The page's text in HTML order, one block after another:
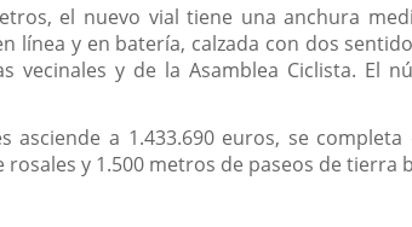
el nuevo vial tiene una anchura
línea y en batería, calzada con dos
vecinales y de la Asamblea Ciclista. El
asciende a 1.433.690 euros, se
y 1.500 metros de paseos de tierra